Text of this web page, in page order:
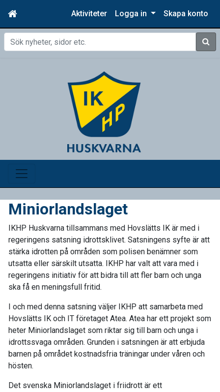
Aktiviteter Logga in Skapa konto
Sök
Miniorlandslaget
IKHP Huskvarna tillsammans med Hovslätts IK är med i
regeringens satsning idrottsklivet. Satsningens syfte är att
stärka idrotten på områden som polisen benämner som
utsatta eller särskilt utsatta. IKHP har valt att vara med i
regeringens initiativ för att bidra till att fler barn och unga
ska få en meningsfull fritid.
I och med denna satsning väljer IKHP att samarbeta med
Hovslätts IK och IT företaget Atea. Atea har ett projekt som
heter Miniorlandslaget som riktar sig till barn och unga i
idrottssvaga områden. Grunden i satsningen är att erbjuda
barnen på området kostnadsfria träningar under våren och
hösten.
Det svenska Miniorlandslaget i friidrott är ett